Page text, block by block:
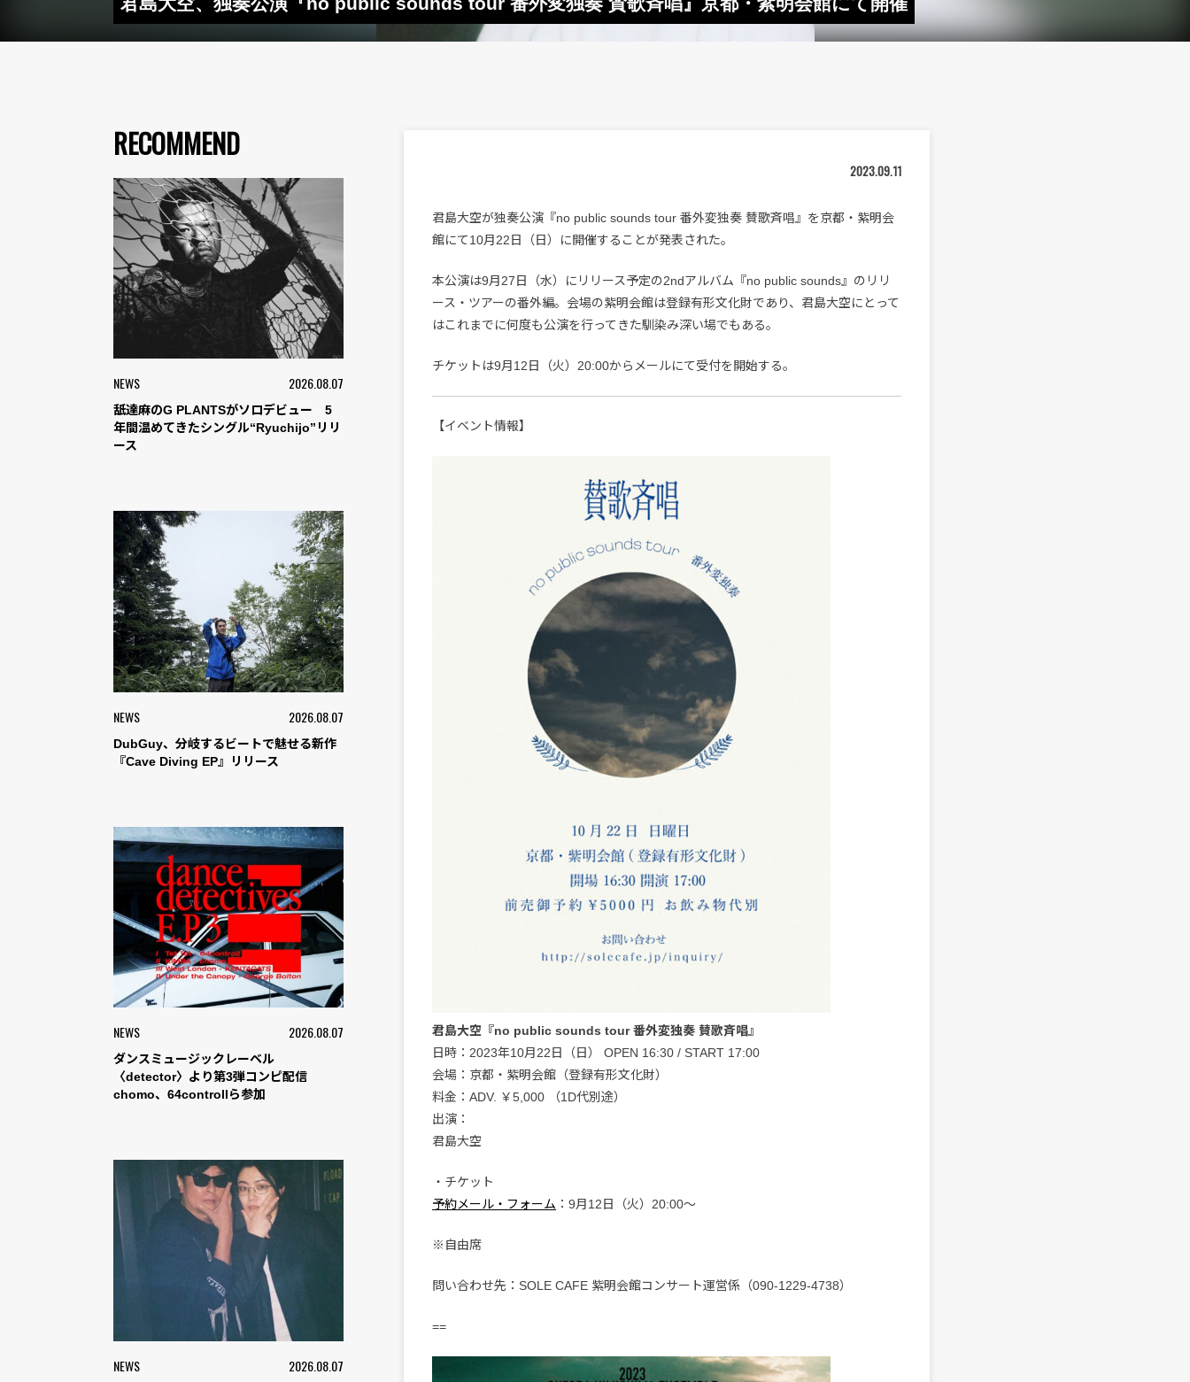
RECOMMEND
NEWS 2026.08.07
舐達麻のG PLANTSがソロデビュー 5
年間温めてきたシングル“Ryuchijo”リリ
ース
NEWS 2026.08.07
DubGuy、分岐するビートで魅せる新作
『Cave Diving EP』リリース
NEWS 2026.08.07
ダンスミュージックレーベル
〈detector〉より第3弾コンピ配信
chomo、64controllら参加
NEWS 2026.08.07
2023.09.11
君島大空が独奏公演『no public sounds tour 番外変独奏 賛歌斉唱』を京都・紫明会
館にて10月22日（日）に開催することが発表された。
本公演は9月27日（水）にリリース予定の2ndアルバム『no public sounds』のリリ
ース・ツアーの番外編。会場の紫明会館は登録有形文化財であり、君島大空にとって
はこれまでに何度も公演を行ってきた馴染み深い場でもある。
チケットは9月12日（火）20:00からメールにて受付を開始する。
【イベント情報】
君島大空『no public sounds tour 番外変独奏 賛歌斉唱』
日時：2023年10月22日（日） OPEN 16:30 / START 17:00
会場：京都・紫明会館（登録有形文化財）
料金：ADV. ￥5,000 （1D代別途）
出演：
君島大空
・チケット
予約メール・フォーム ：9月12日（火）20:00～
※自由席
問い合わせ先：SOLE CAFE 紫明会館コンサート運営係（090-1229-4738）
==